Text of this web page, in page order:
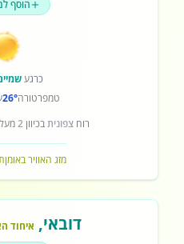
הוסף
כרגע
טמפרטורה26°
רוחצפוניתבכיוון2
מזג האוויר באומן
דובאי, איחוד